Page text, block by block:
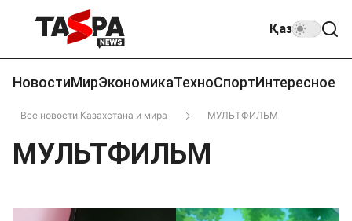
Қаз
НовостиМирЭкономикаТехноСпортИнтересное
Все новости Казахстана и мира МУЛЬТФИЛЬМ
МУЛЬТФИЛЬМ